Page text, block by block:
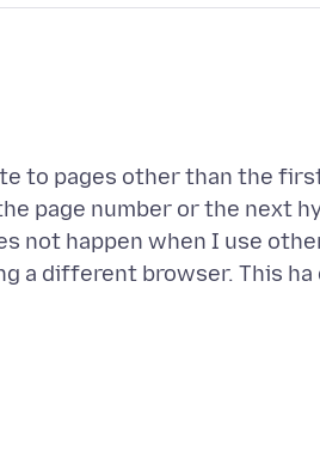
to pages other than the
page number or the next
not happen when I use
a different browser. This